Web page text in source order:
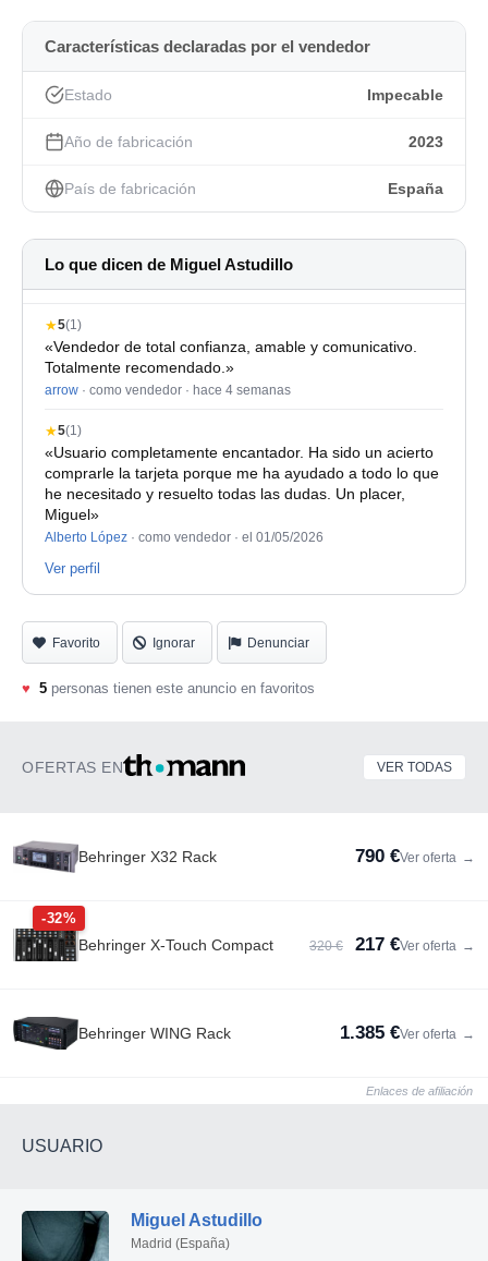
Un Saludo
Características declaradas por el vendedor
Estado Impecable
Año de fabricación 2023
País de fabricación España
Lo que dicen de Miguel Astudillo
★5(1)
«Vendedor de total confianza, amable y comunicativo.
Totalmente recomendado.»
arrow · como vendedor · hace 4 semanas
★5(1)
«Usuario completamente encantador. Ha sido un acierto
comprarle la tarjeta porque me ha ayudado a todo lo que
he necesitado y resuelto todas las dudas. Un placer,
Miguel»
Alberto López · como vendedor · el 01/05/2026
Ver perfil
Favorito Ignorar Denunciar
♥ 5 personas tienen este anuncio en favoritos
OFERTAS EN VER TODAS
Behringer X32 Rack 790 €Ver oferta →
-32%
Behringer X-Touch Compact 320 € 217 €Ver oferta →
Behringer WING Rack 1.385 €Ver oferta →
Enlaces de afiliación
USUARIO
Miguel Astudillo
Madrid (España)